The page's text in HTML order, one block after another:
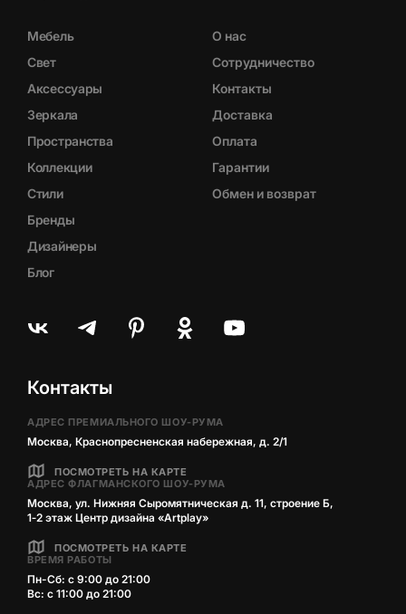
Мебель
Свет
Аксессуары
Зеркала
Пространства
Коллекции
Стили
Бренды
Дизайнеры
Блог
О нас
Сотрудничество
Контакты
Доставка
Оплата
Гарантии
Обмен и возврат
Контакты
АДРЕС ПРЕМИАЛЬНОГО ШОУ-РУМА
Москва, Краснопресненская набережная, д. 2/1
ПОСМОТРЕТЬ НА КАРТЕ
АДРЕС ФЛАГМАНСКОГО ШОУ-РУМА
Москва, ул. Нижняя Сыромятническая д. 11, строение Б,
1‑2 этаж Центр дизайна «Artplay»
ПОСМОТРЕТЬ НА КАРТЕ
ВРЕМЯ РАБОТЫ
Пн-Сб: с 9:00 до 21:00
Вс: с 11:00 до 21:00